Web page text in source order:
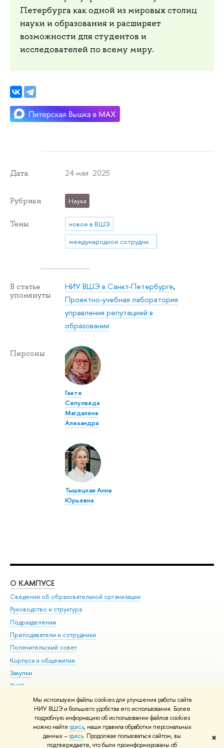
Мы используем файлы cookies для улучшения работы сайта
НИУ ВШЭ и большего удобства его использования. Более
подробную информацию об использовании файлов cookies
можно найти здесь, наши правила обработки персональных
данных –здесь. Продолжая пользоваться сайтом, вы
подтверждаете, что были проинформированы об
✖
Петербурга как одной из мировых столиц
науки и образования и расширяет
возможности для студентов и
исследователей по всему миру.
Дата 24 мая 2025
Рубрики Наука
Темы
новое в ВШЭ
международное сотрудничество
В статье
упомянуты
НИУ ВШЭ в Санкт-Петербурге,
Проектно-учебная лаборатория
управления репутацией в
образовании
Персоны
Гаете
Сепулведа
Магдалена
Алехандра
Тышецкая Анна
Юрьевна
О КАМПУСЕ
Сведения об образовательной организации
Руководство и структура
Подразделения
Преподаватели и сотрудники
Попечительский совет
Корпуса и общежития
Закупки
ВШЭ для студентов с ограниченными возможностями
здоровья и инвалидностью
Версия для слабовидящих
Единая платежная страница